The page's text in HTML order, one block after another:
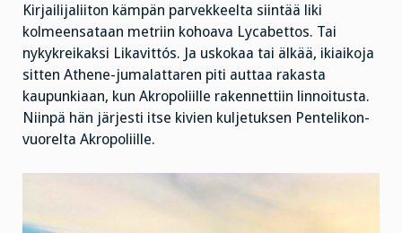
Kirjailijaliiton kämpän parvekkeelta siintää liki
kolmeensataan metriin kohoava Lycabettos. Tai
nykykreikaksi Likavittós. Ja uskokaa tai älkää, ikiaikoja
sitten Athene-jumalattaren piti auttaa rakasta
kaupunkiaan, kun Akropoliille rakennettiin linnoitusta.
Niinpä hän järjesti itse kivien kuljetuksen Pentelikon-
vuorelta Akropoliille.